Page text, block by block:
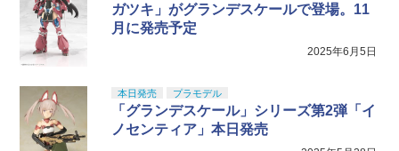
ガツキ」がグランデスケールで登場。11
月に発売予定
2025年6月5日
本日発売 プラモデル
「グランデスケール」シリーズ第2弾「イ
ノセンティア」本日発売